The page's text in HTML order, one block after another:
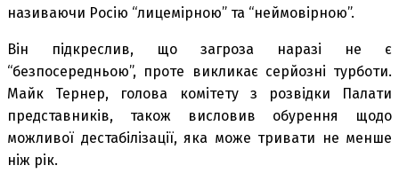
називаючи Росію “лицемірною” та “неймовірною”.
Він підкреслив, що загроза наразі не є
“безпосередньою”, проте викликає серйозні турботи.
Майк Тернер, голова комітету з розвідки Палати
представників, також висловив обурення щодо
можливої дестабілізації, яка може тривати не менше
ніж рік.